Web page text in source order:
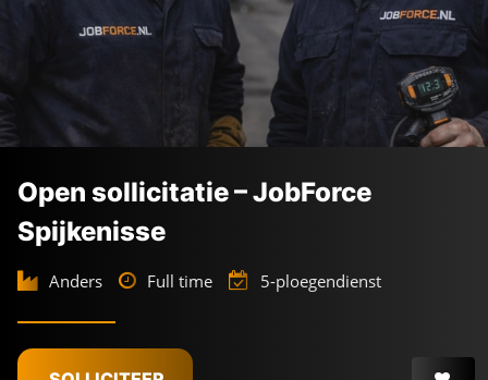
Open sollicitatie – JobForce
Spijkenisse
Anders Full time 5-ploegendienst